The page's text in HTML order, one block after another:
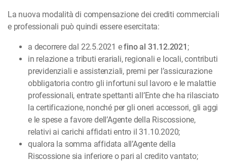
La nuova modalità di compensazione dei crediti commerciali
e professionali può quindi essere esercitata:
a decorrere dal 22.5.2021 efino al 31.12.2021 ;
in relazione a tributi erariali, regionali e locali, contributi
pre­vi­denziali e assistenziali, premi per l’assicurazione
obbligato­ria contro gli infortuni sul lavoro e le malattie
professionali, entra­te spettanti all’Ente che ha rilasciato
la certificazione, nonché per gli oneri accessori, gli aggi
e le spese a favore dell’Agente della Riscossione,
relativi ai carichi affidati entro il 31.10.2020;
qualora la somma affidata all’Agente della
Riscossione sia inferiore o pari al credito vantato;